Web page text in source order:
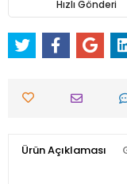
Hızlı Gönderi
Ürün Açıklaması